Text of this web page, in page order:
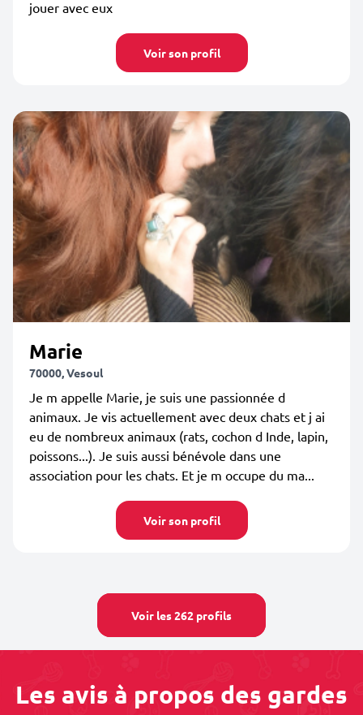
jouer avec eux
Voir son profil
Marie
70000, Vesoul
Je m appelle Marie, je suis une passionnée d
animaux. Je vis actuellement avec deux chats et j ai
eu de nombreux animaux (rats, cochon d Inde, lapin,
poissons...). Je suis aussi bénévole dans une
association pour les chats. Et je m occupe du ma...
Voir son profil
Voir les 262 profils
Les avis à propos des gardes